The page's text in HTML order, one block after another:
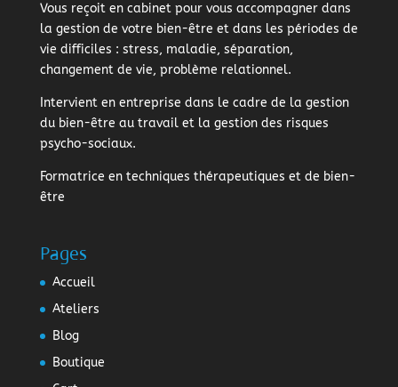
Vous reçoit en cabinet pour vous accompagner dans
la gestion de votre bien-être et dans les périodes de
vie difficiles : stress, maladie, séparation,
changement de vie, problème relationnel.
Intervient en entreprise dans le cadre de la gestion
du bien-être au travail et la gestion des risques
psycho-sociaux.
Formatrice en techniques thérapeutiques et de bien-
être
Pages
Accueil
Ateliers
Blog
Boutique